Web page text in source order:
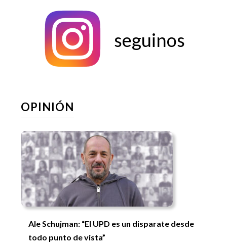
seguinos
OPINIÓN
Ale Schujman: “El UPD es un disparate desde
todo punto de vista”